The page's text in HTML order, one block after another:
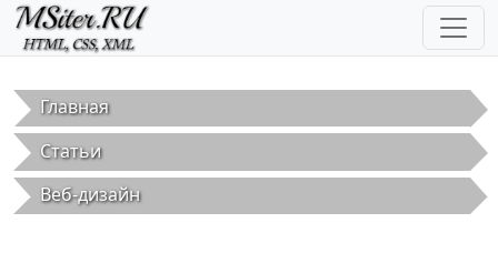
Перейти к основному содержанию
Главная
Статьи
Веб-дизайн